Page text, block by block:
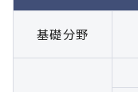
基礎分野